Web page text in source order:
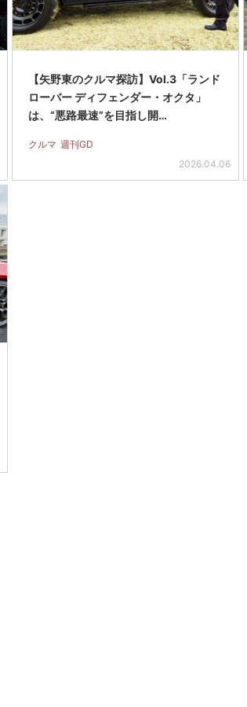
【矢野東のクルマ探訪】Vol.3「ランド
ローバー ディフェンダー・オクタ」
は、“悪路最速”を目指し開…
クルマ 週刊GD
2026.04.06